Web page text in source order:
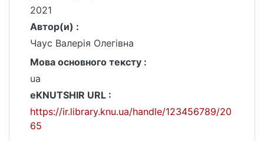
2021
Автор(и) :
Чаус Валерія Олегівна
Мова основного тексту :
ua
eKNUTSHIR URL :
https://ir.library.knu.ua/handle/123456789/20
65